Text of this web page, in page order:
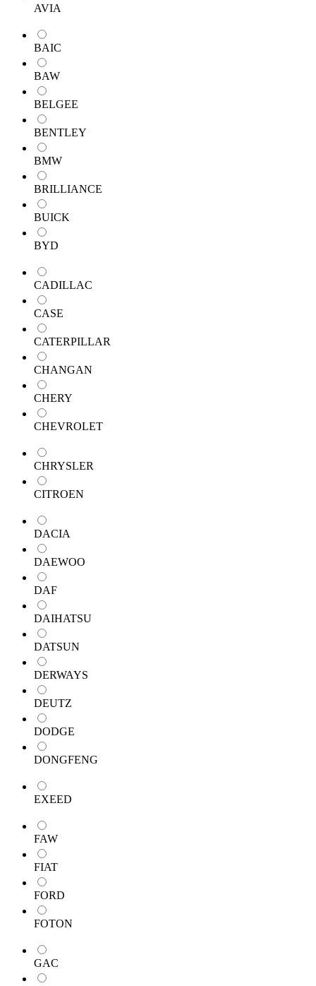
AVIA
BAIC
BAW
BELGEE
BENTLEY
BMW
BRILLIANCE
BUICK
BYD
CADILLAC
CASE
CATERPILLAR
CHANGAN
CHERY
CHEVROLET
CHRYSLER
CITROEN
DACIA
DAEWOO
DAF
DAIHATSU
DATSUN
DERWAYS
DEUTZ
DODGE
DONGFENG
EXEED
FAW
FIAT
FORD
FOTON
GAC